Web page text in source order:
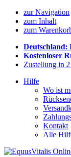
zur Navigation
zum Inhalt
zum
Deutschland:
Kostenloser
Zustellung in
Hilfe
Wo ist
Kontakt
Alle